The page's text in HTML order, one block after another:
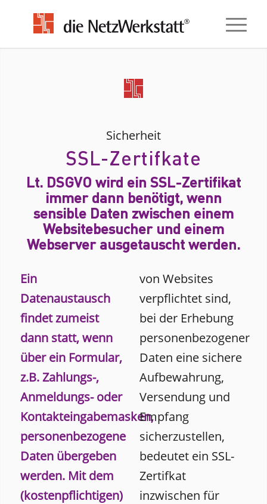
Sicherheit
SSL-Zertifkate
Lt. DSGVO wird ein SSL-Zertifikat
immer dann benötigt, wenn
sensible Daten zwischen einem
Websitebesucher und einem
Webserver ausgetauscht werden.
Ein
Datenaustausch
findet zumeist
dann statt, wenn
über ein Formular,
z.B. Zahlungs-,
Anmeldungs- oder
Kontakteingabemasken,
personenbezogene
Daten übergeben
werden. Mit dem
(kostenpflichtigen)
von Websites
verpflichtet sind,
bei der Erhebung
personenbezogener
Daten eine sichere
Aufbewahrung,
Versendung und
Empfang
sicherzustellen,
bedeutet ein SSL-
Zertifkat
inzwischen für